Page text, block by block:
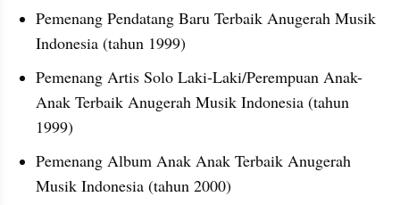
Pemenang Pendatang Baru Terbaik Anugerah Musik
Indonesia (tahun 1999)
Pemenang Artis Solo Laki-Laki/Perempuan Anak-
Anak Terbaik Anugerah Musik Indonesia (tahun
1999)
Pemenang Album Anak Anak Terbaik Anugerah
Musik Indonesia (tahun 2000)